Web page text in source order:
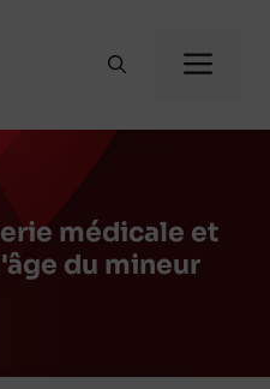
médicale et
du mineur